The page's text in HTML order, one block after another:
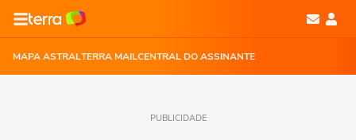
MAPA ASTRALTERRA MAILCENTRAL DO ASSINANTE
PUBLICIDADE